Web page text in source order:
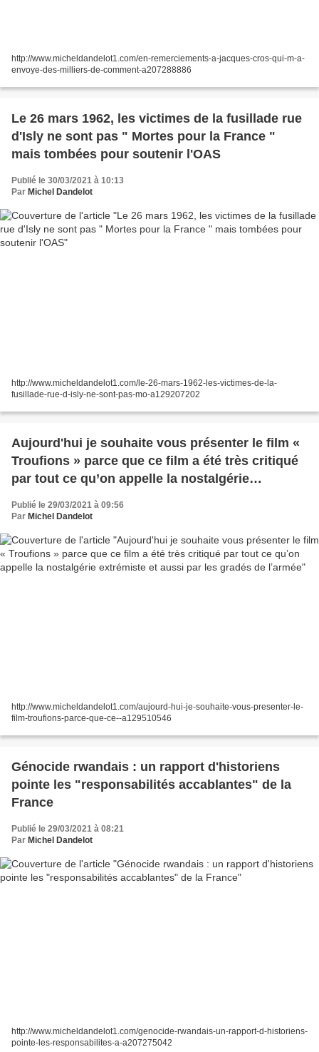
http://www.micheldandelot1.com/en-remerciements-a-jacques-cros-qui-m-a-
envoye-des-milliers-de-comment-a207288886
Le 26 mars 1962, les victimes de la fusillade rue
d'Isly ne sont pas " Mortes pour la France "
mais tombées pour soutenir l'OAS
Publié le 30/03/2021 à 10:13
Par Michel Dandelot
http://www.micheldandelot1.com/le-26-mars-1962-les-victimes-de-la-
fusillade-rue-d-isly-ne-sont-pas-mo-a129207202
Aujourd'hui je souhaite vous présenter le film «
Troufions » parce que ce film a été très critiqué
par tout ce qu’on appelle la nostalgérie
Publié le 29/03/2021 à 09:56
Par Michel Dandelot
http://www.micheldandelot1.com/aujourd-hui-je-souhaite-vous-presenter-le-
film-troufions-parce-que-ce--a129510546
Génocide rwandais : un rapport d'historiens
pointe les "responsabilités accablantes" de la
France
Publié le 29/03/2021 à 08:21
Par Michel Dandelot
http://www.micheldandelot1.com/genocide-rwandais-un-rapport-d-historiens-
pointe-les-responsabilites-a-a207275042